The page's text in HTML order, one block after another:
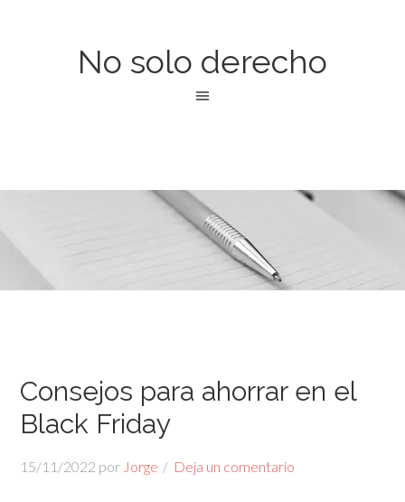
No solo derecho
Consejos para ahorrar en el
Black Friday
15/11/2022 por Jorge Deja un comentario